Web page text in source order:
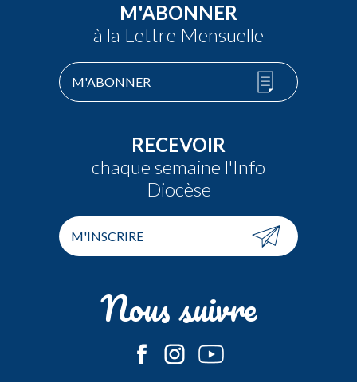
M'ABONNER
à la Lettre Mensuelle
M'ABONNER
RECEVOIR
chaque semaine l'Info
Diocèse
M'INSCRIRE
Nous suivre